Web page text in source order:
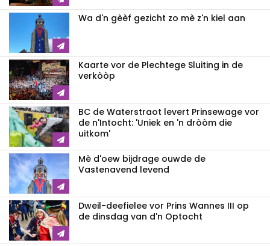
Wa d'n gèèf gezicht zo mè z'n kiel aan
Kaarte vor de Plechtege Sluiting in de
verkòòp
BC de Waterstraot levert Prinsewage vor
de n'Intocht: 'Uniek en 'n dròòm die
uitkom'
Mè d'oew bijdrage ouwde de
Vastenavend levend
Dweil-deefielee vor Prins Wannes III op
de dinsdag van d'n Optocht